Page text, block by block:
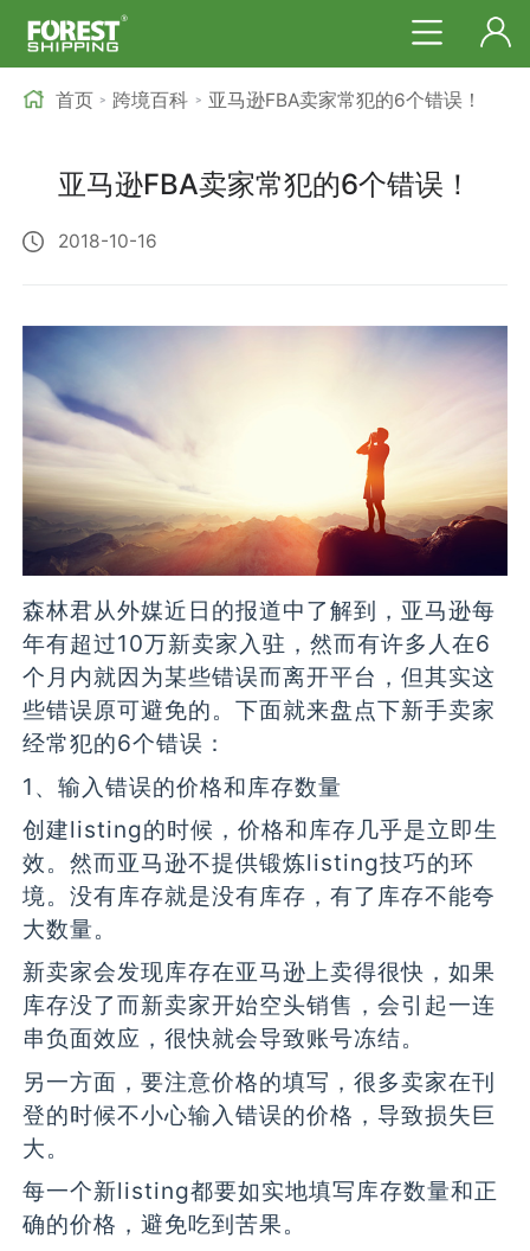
首页 > 跨境百科 > 亚马逊FBA卖家常犯的6个错误！
亚马逊FBA卖家常犯的6个错误！
2018-10-16
森林君从外媒近日的报道中了解到，亚马逊每
年有超过10万新卖家入驻，然而有许多人在6
个月内就因为某些错误而离开平台，但其实这
些错误原可避免的。下面就来盘点下新手卖家
经常犯的6个错误：
1、输入错误的价格和库存数量
创建listing的时候，价格和库存几乎是立即生
效。然而亚马逊不提供锻炼listing技巧的环
境。没有库存就是没有库存，有了库存不能夸
大数量。
新卖家会发现库存在亚马逊上卖得很快，如果
库存没了而新卖家开始空头销售，会引起一连
串负面效应，很快就会导致账号冻结。
另一方面，要注意价格的填写，很多卖家在刊
登的时候不小心输入错误的价格，导致损失巨
大。
每一个新listing都要如实地填写库存数量和正
确的价格，避免吃到苦果。